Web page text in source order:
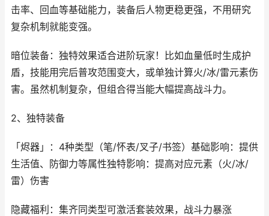
击率、回血等基础能力，装备后人物更稳更强，不用研究
复杂机制就能变强。
暗位装备：独特效果适合进阶玩家！比如血量低时生成护
盾，技能用完后普攻范围变大，或单独计算火/冰/雷元素伤
害。虽然机制复杂，但组合得当能大幅提高战斗力。
2、独特装备
「烬器」：4种类型（笔/怀表/叉子/书签）基础影响：提供
生活值、防御力等属性独特影响：提高对应元素（火/冰/
雷）伤害
隐藏福利：集齐同类型可激活套装效果，战斗力暴涨